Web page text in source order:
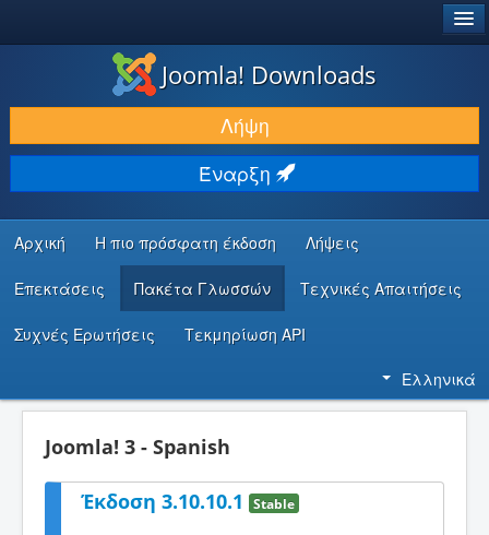
ΛΉΨΕΙΣ & ΕΠΕΚΤΆΣΕΙΣ
ΕΎΡΕΣΗ & ΜΆΘΗΣΗ
ΚΟΙΝΌΤΗΤΑ & ΥΠΟΣΤΉΡΙΞΗ
ΠΌΡΟΙ ΠΡΟΓΡΑΜΜΑΤΙΣΤΏΝ
Joomla! Downloads
Λήψη
Έναρξη
Αρχική Η πιο πρόσφατη έκδοση Λήψεις
Επεκτάσεις Πακέτα Γλωσσών Τεχνικές Απαιτήσεις
Συχνές Ερωτήσεις Τεκμηρίωση API
Ελληνικά
Joomla! 3 - Spanish
Έκδοση 3.10.10.1 Stable